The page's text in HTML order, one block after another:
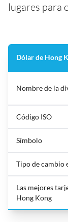
lugares para
Dólar de Hong
Nombre de la
Código ISO
Símbolo
Tipo de cambio
Las mejores
Hong Kong